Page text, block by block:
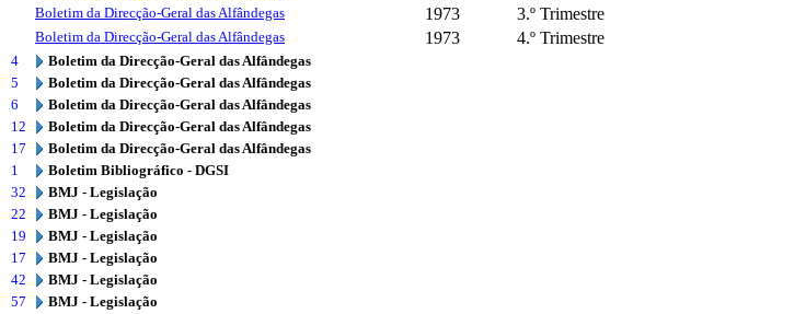
Boletim da Direcção-Geral das Alfândegas 1973 3.º Trimestre
Boletim da Direcção-Geral das Alfândegas 1973 4.º Trimestre
4
Boletim da Direcção-Geral das Alfândegas
5
Boletim da Direcção-Geral das Alfândegas
6
Boletim da Direcção-Geral das Alfândegas
12
Boletim da Direcção-Geral das Alfândegas
17
Boletim da Direcção-Geral das Alfândegas
1
Boletim Bibliográfico - DGSI
32
BMJ - Legislação
22
BMJ - Legislação
19
BMJ - Legislação
17
BMJ - Legislação
42
BMJ - Legislação
57
BMJ - Legislação